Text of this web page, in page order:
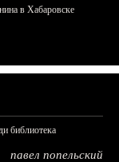
в Хабаровске
библиотека
павел попельский